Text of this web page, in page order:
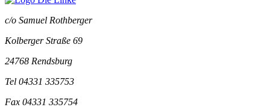
c/o Samuel Rothberger
Kolberger Straße 69
24768 Rendsburg
Tel 04331 335753
Fax 04331 335754